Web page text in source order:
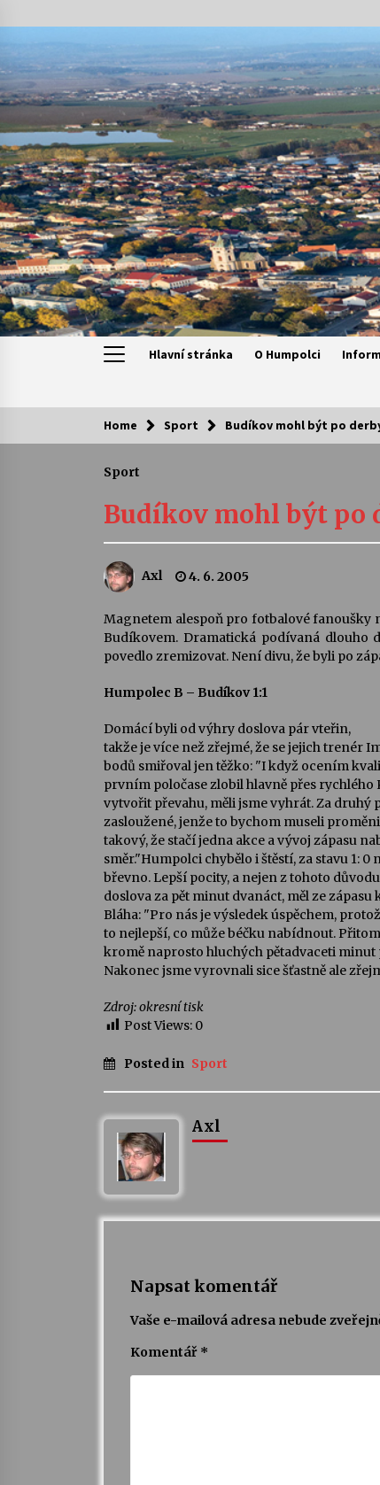
to
Hlavní stránka O Humpolci
Kam za kulturou?
Camerata a Sukuba Ensemble
4. 8. 2026
Pozvánka na integrační festival
Quijotova šedesátka: 28. 7.–1. 8.
28. 7. 2026
Letní koncerty ve Stromovce:
22. 7. 2026
Za kulturou kousek za
Želivě ožije odkaz Josefa Čapka
13. 7. 2026
Home Sport Budíkov mohl být po
Sport
Budíkov mohl být po
Axl 4. 6. 2005
Magnetem alespoň pro fotbalové fanoušky
Budíkovem. Dramatická podívaná dlouho
povedlo zremizovat. Není divu, že byli po
Humpolec B – Budíkov 1:1
Domácí byli od výhry doslova pár vteřin,
takže je více než zřejmé, že se jejich trenér
bodů smiřoval jen těžko: "I když ocením
prvním poločase zlobil hlavně přes rychlého
vytvořit převahu, měli jsme vyhrát. Za druhý
zasloužené, jenže to bychom museli
takový, že stačí jedna akce a vývoj zápasu
směr."Humpolci chybělo i štěstí, za stavu 1:
břevno. Lepší pocity, a nejen z tohoto
doslova za pět minut dvanáct, měl ze zápasu
Bláha: "Pro nás je výsledek úspěchem,
to nejlepší, co může béčku nabídnout.
kromě naprosto hluchých pětadvaceti minut
Nakonec jsme vyrovnali sice šťastně ale
Zdroj: okresní tisk
Post Views: 0
Posted in Sport
Axl
Napsat komentář
Vaše e-mailová adresa nebude
Komentář *